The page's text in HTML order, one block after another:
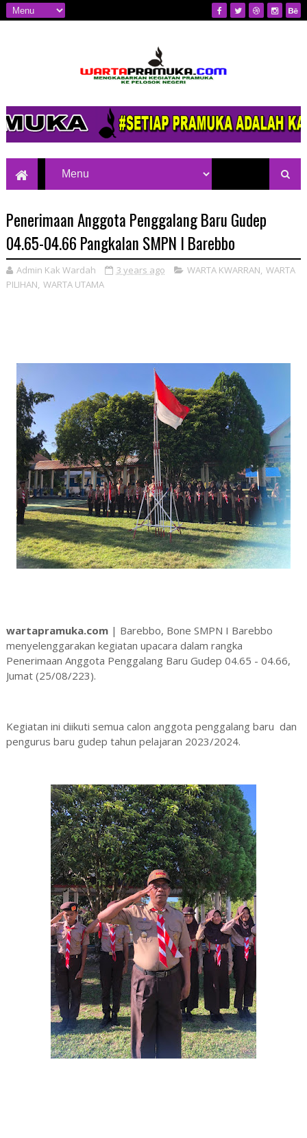
Pelosok Negeri
Penerimaan Anggota Penggalang Baru Gudep
04.65-04.66 Pangkalan SMPN I Barebbo
Admin Kak Wardah 3 years ago WARTA KWARRAN, WARTA
PILIHAN, WARTA UTAMA
wartapramuka.com| Barebbo, Bone SMPN I Barebbo
menyelenggarakan kegiatan upacara dalam rangka
Penerimaan Anggota Penggalang Baru Gudep 04.65 - 04.66,
Jumat (25/08/223).
Kegiatan ini diikuti semua calon anggota penggalang baru dan
pengurus baru gudep tahun pelajaran 2023/2024.